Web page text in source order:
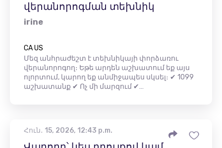
վերանորոգման տեխնիկ
irine
CA US
Մեզ անհրաժեշտ է տեխնիկայի փորձառու
վերանորոգող։ Եթե ​​արդեն աշխատում եք այս
ոլորտում, կարող եք անմիջապես սկսել։ ✔ 1099
աշխատանք ✔ Ոչ մի մարզում ✔…
Հուն․ 15, 2026, 12:43 p.m.